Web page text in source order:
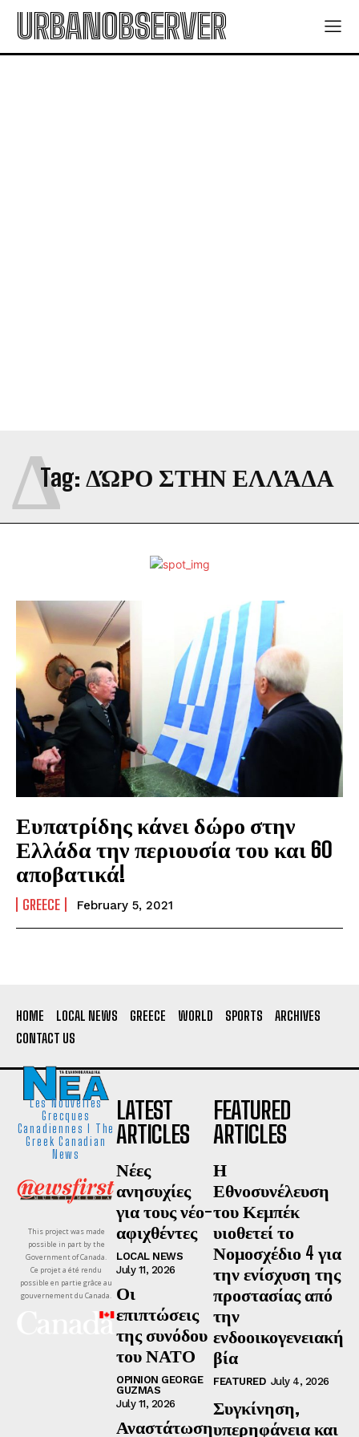
URBANOBSERVER
Tag: ΔΏΡΟ ΣΤΗΝ ΕΛΛΆΔΑ
Δ
Ευπατρίδης κάνει δώρο στην
Ελλάδα την περιουσία του και 60
αποβατικά!
GREECE February 5, 2021
HOME LOCAL NEWS GREECE WORLD SPORTS
ARCHIVES
CONTACT US
Les Nouvelles
Grecques
Canadiennes I The
Greek Canadian
News
This project was made
possible in part by the
Government of Canada.
Ce projet a été rendu
possible en partie grâce au
gouvernement du Canada.
LATEST
ARTICLES
Νέες
ανησυχίες
για τους νέο-
αφιχθέντες
LOCAL NEWS
July 11, 2026
Οι
επιπτώσεις
της συνόδου
του ΝΑΤΟ
OPINION GEORGE
GUZMAS
July 11, 2026
Αναστάτωση
FEATURED
ARTICLES
Η
Εθνοσυνέλευση
του Κεμπέκ
υιοθετεί το
Νομοσχέδιο 4 για
την ενίσχυση της
προστασίας από
την
ενδοοικογενειακή
βία
FEATURED July 4, 2026
Συγκίνηση,
υπερηφάνεια και